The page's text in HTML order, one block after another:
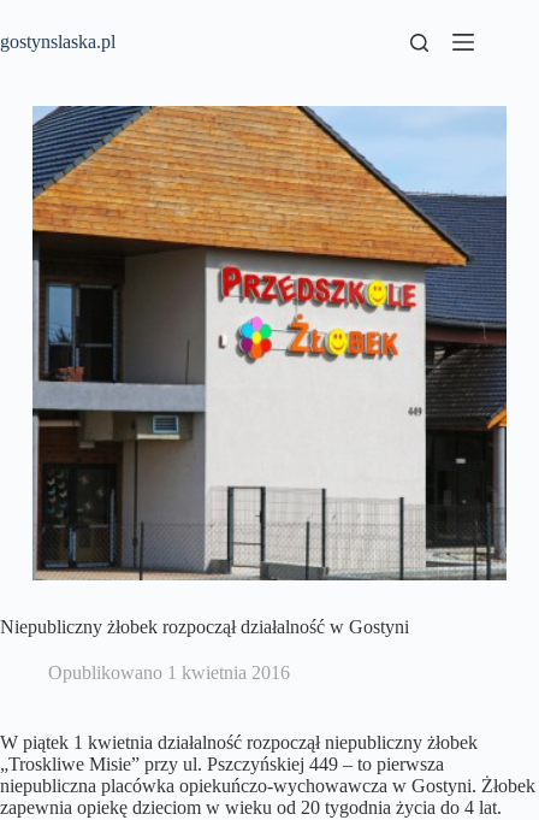
treści
gostynslaska.pl
Niepubliczny żłobek rozpoczął działalność w Gostyni
Opublikowano 1 kwietnia 2016
W piątek 1 kwietnia działalność rozpoczął niepubliczny żłobek
„Troskliwe Misie” przy ul. Pszczyńskiej 449 – to pierwsza
niepubliczna placówka opiekuńczo-wychowawcza w Gostyni. Żłobek
zapewnia opiekę dzieciom w wieku od 20 tygodnia życia do 4 lat.